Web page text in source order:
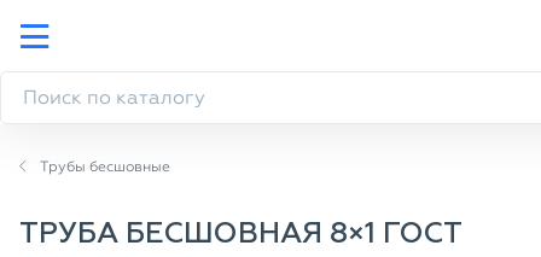
Трубы бесшовные
ТРУБА БЕСШОВНАЯ 8×1 ГОСТ